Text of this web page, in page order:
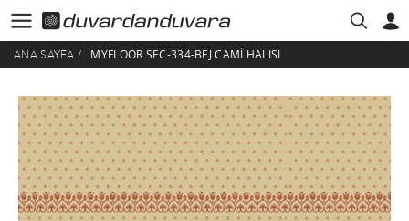
HESABIM ÜYE GIRIŞI
ANA SAYFA / MYFLOOR SEC-334-BEJ CAMI HALISI